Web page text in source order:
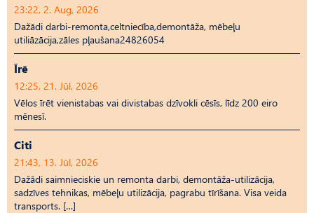
23:22, 2. Aug, 2026
Dažādi darbi-remonta,celtniecība,demontāža, mēbeļu
utiliāzācija,zāles pļaušana24826054
Īrē
12:25, 21. Jūl, 2026
Vēlos īrēt vienistabas vai divistabas dzīvokli cēsīs, līdz 200 eiro
mēnesī.
Citi
21:43, 13. Jūl, 2026
Dažādi saimnieciskie un remonta darbi, demontāža-utilizācija,
sadzīves tehnikas, mēbeļu utilizācija, pagrabu tīrīšana. Visa veida
transports. […]